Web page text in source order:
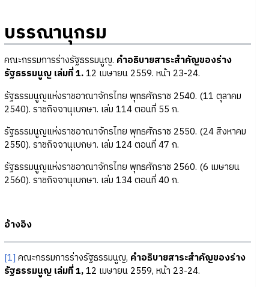
บรรณานุกรม
คณะกรรมการร่างรัฐธรรมนูญ. คำอธิบายสาระสำคัญของร่าง
รัฐธรรมนูญ เล่มที่ 1.12 เมษายน 2559. หน้า 23-24.
รัฐธรรมนูญแห่งราชอาณาจักรไทย พุทธศักราช 2540. (11 ตุลาคม
2540). ราชกิจจานุเบกษา. เล่ม 114 ตอนที่ 55 ก.
รัฐธรรมนูญแห่งราชอาณาจักรไทย พุทธศักราช 2550. (24 สิงหาคม
2550). ราชกิจจานุเบกษา. เล่ม 124 ตอนที่ 47 ก.
รัฐธรรมนูญแห่งราชอาณาจักรไทย พุทธศักราช 2560. (6 เมษายน
2560). ราชกิจจานุเบกษา. เล่ม 134 ตอนที่ 40 ก.
อ้างอิง
[1] คณะกรรมการร่างรัฐธรรมนูญ, คำอธิบายสาระสำคัญของร่าง
รัฐธรรมนูญ เล่มที่ 1,12 เมษายน 2559, หน้า 23-24.